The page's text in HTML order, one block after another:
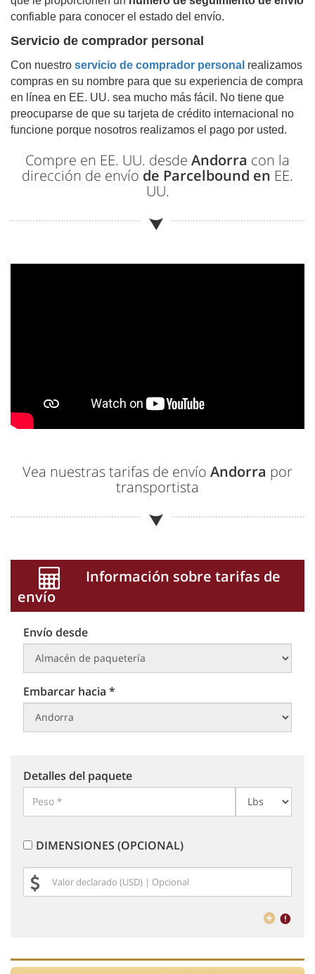
confiable para conocer el estado del envío.
Servicio de comprador personal
Con nuestro servicio de comprador personal realizamos
compras en su nombre para que su experiencia de compra
en línea en EE. UU. sea mucho más fácil. No tiene que
preocuparse de que su tarjeta de crédito internacional no
funcione porque nosotros realizamos el pago por usted.
Compre en EE. UU. desde Andorra con la
dirección de envío de Parcelbound en EE.
UU.
Vea nuestras tarifas de envío Andorra por
transportista
Información sobre tarifas de
envío
Envío desde
Embarcar hacia *
Detalles del paquete
DIMENSIONES (OPCIONAL)